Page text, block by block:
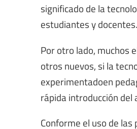
significado de la
estudiantes y docentes.
Por otro lado, muchos
otros nuevos, si la
experimentadoen
rápida introducción del
Conforme el uso de